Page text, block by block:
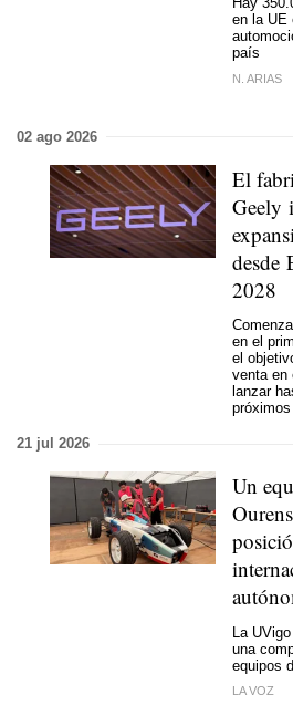
en la UE
país
N. ARIAS
02 ago 2026
El
Geely
desde
2028
en el
el
venta en
lanzar
21 jul 2026
Un
La
una
equipos
LA VOZ